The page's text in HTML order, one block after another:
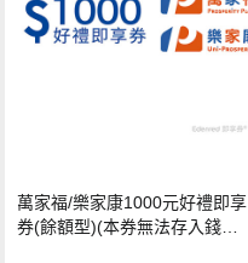
萬家福/樂家康1000元好禮即享
券(餘額型)(本券無法存入錢包